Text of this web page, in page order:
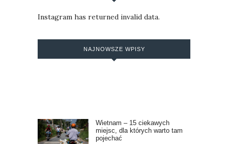
Instagram has returned invalid data.
NAJNOWSZE WPISY
Wietnam – 15 ciekawych
miejsc, dla których warto tam
pojechać